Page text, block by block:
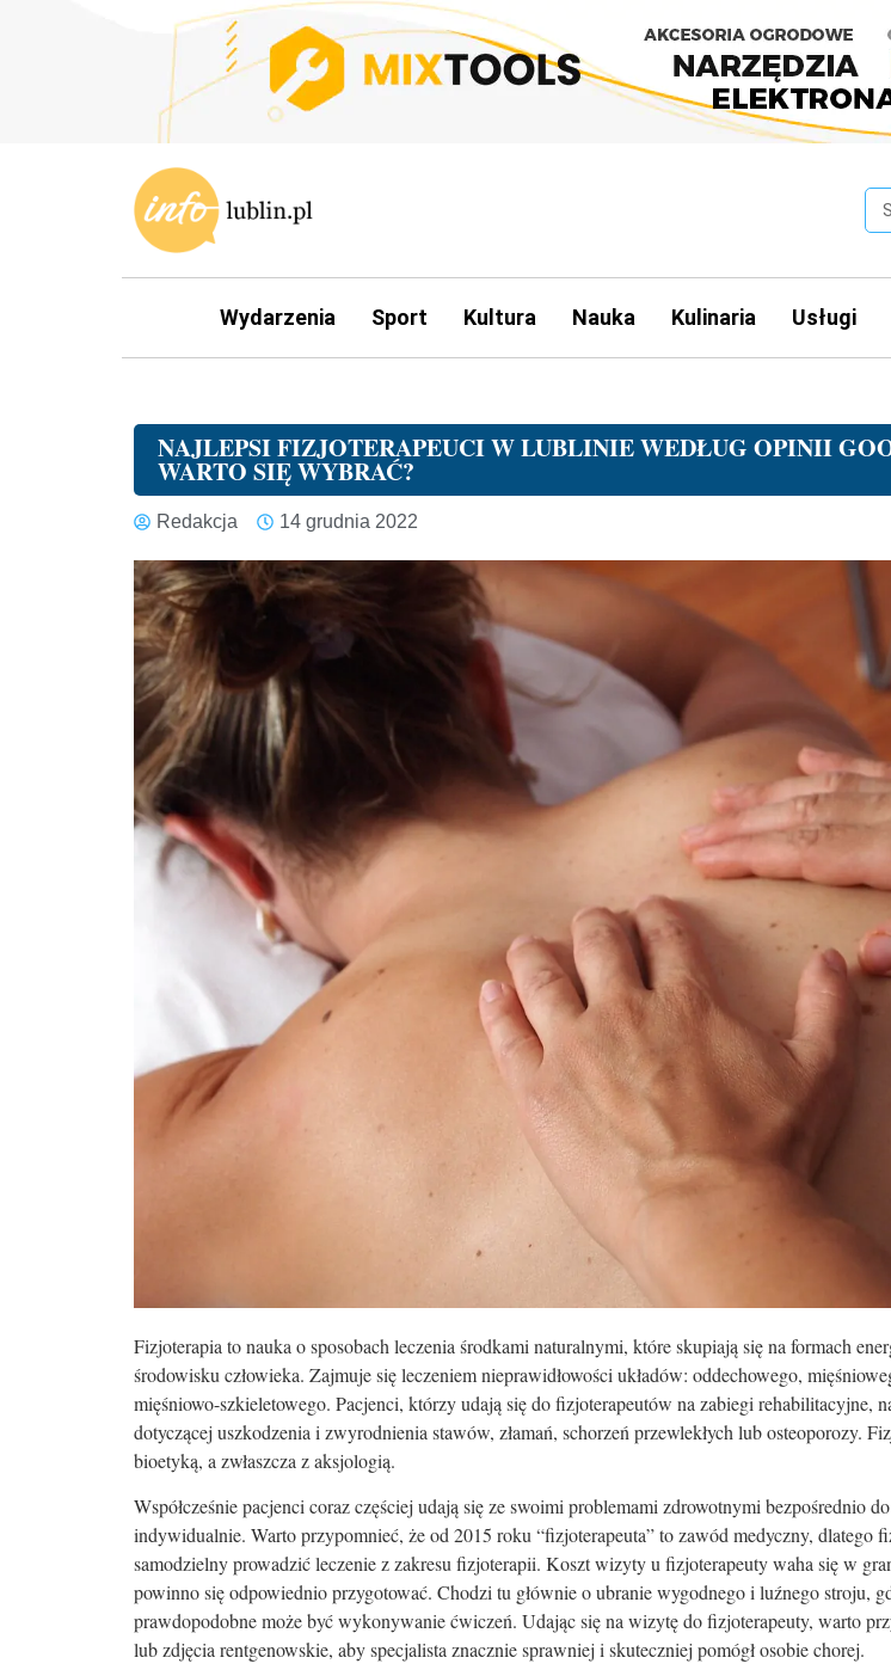
Wydarzenia Sport Kultura Nauka Kulinaria Usługi
NAJLEPSI FIZJOTERAPEUCI W LUBLINIE WEDŁUG OPINII
WARTO SIĘ WYBRAĆ?
Redakcja 14 grudnia 2022
Fizjoterapia to nauka o sposobach leczenia środkami naturalnymi, które skupiają się na formach
środowisku człowieka. Zajmuje się leczeniem nieprawidłowości układów: oddechowego,
mięśniowo-szkieletowego. Pacjenci, którzy udają się do fizjoterapeutów na zabiegi rehabilitacyjne,
dotyczącej uszkodzenia i zwyrodnienia stawów, złamań, schorzeń przewlekłych lub osteoporozy.
bioetyką, a zwłaszcza z aksjologią.
Współcześnie pacjenci coraz częściej udają się ze swoimi problemami zdrowotnymi bezpośrednio
indywidualnie. Warto przypomnieć, że od 2015 roku “fizjoterapeuta” to zawód medyczny, dlatego
samodzielny prowadzić leczenie z zakresu fizjoterapii. Koszt wizyty u fizjoterapeuty waha się w
powinno się odpowiednio przygotować. Chodzi tu głównie o ubranie wygodnego i luźnego stroju,
prawdopodobne może być wykonywanie ćwiczeń. Udając się na wizytę do fizjoterapeuty, warto
lub zdjęcia rentgenowskie, aby specjalista znacznie sprawniej i skuteczniej pomógł osobie chorej.